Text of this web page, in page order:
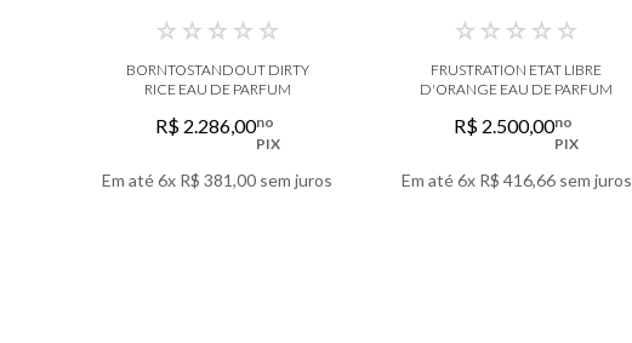
☆ ☆ ☆ ☆ ☆
BORNTOSTANDOUT DIRTY
RICE EAU DE PARFUM
R$ 2.286,00no
PIX
Em até6x R$ 381,00 sem juros
☆ ☆ ☆ ☆ ☆
FRUSTRATION ETAT LIBRE
D'ORANGE EAU DE PARFUM
R$ 2.500,00no
PIX
Em até6x R$ 416,66sem juros